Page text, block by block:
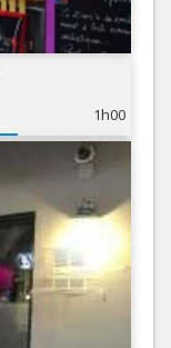
1h00